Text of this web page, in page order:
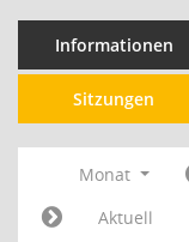
Informationen
Sitzungen
Monat
Aktuell